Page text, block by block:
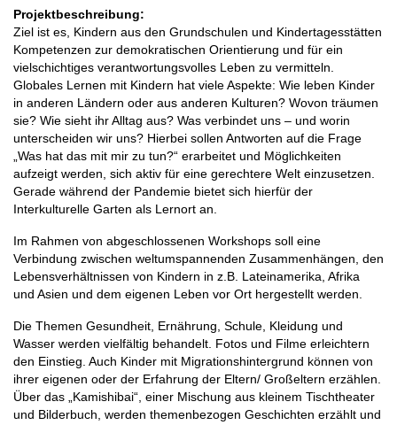
Projektbeschreibung:
Ziel ist es, Kindern aus den Grundschulen und Kindertagesstätten
Kompetenzen zur demokratischen Orientierung und für ein
vielschichtiges verantwortungsvolles Leben zu vermitteln.
Globales Lernen mit Kindern hat viele Aspekte: Wie leben Kinder
in anderen Ländern oder aus anderen Kulturen? Wovon träumen
sie? Wie sieht ihr Alltag aus? Was verbindet uns – und worin
unterscheiden wir uns? Hierbei sollen Antworten auf die Frage
„Was hat das mit mir zu tun?“ erarbeitet und Möglichkeiten
aufzeigt werden, sich aktiv für eine gerechtere Welt einzusetzen.
Gerade während der Pandemie bietet sich hierfür der
Interkulturelle Garten als Lernort an.
Im Rahmen von abgeschlossenen Workshops soll eine
Verbindung zwischen weltumspannenden Zusammenhängen, den
Lebensverhältnissen von Kindern in z.B. Lateinamerika, Afrika
und Asien und dem eigenen Leben vor Ort hergestellt werden.
Die Themen Gesundheit, Ernährung, Schule, Kleidung und
Wasser werden vielfältig behandelt. Fotos und Filme erleichtern
den Einstieg. Auch Kinder mit Migrationshintergrund können von
ihrer eigenen oder der Erfahrung der Eltern/ Großeltern erzählen.
Über das „Kamishibai“, einer Mischung aus kleinem Tischtheater
und Bilderbuch, werden themenbezogen Geschichten erzählt und